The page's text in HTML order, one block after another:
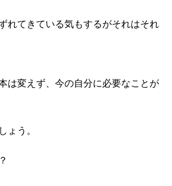
れてきている気もするがそれはそれ
は変えず、今の自分に必要なことが
ょう。